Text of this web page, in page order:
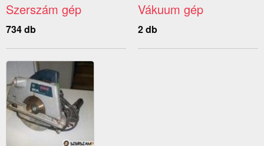
Szerszám gép
734 db
Vákuum gép
2 db